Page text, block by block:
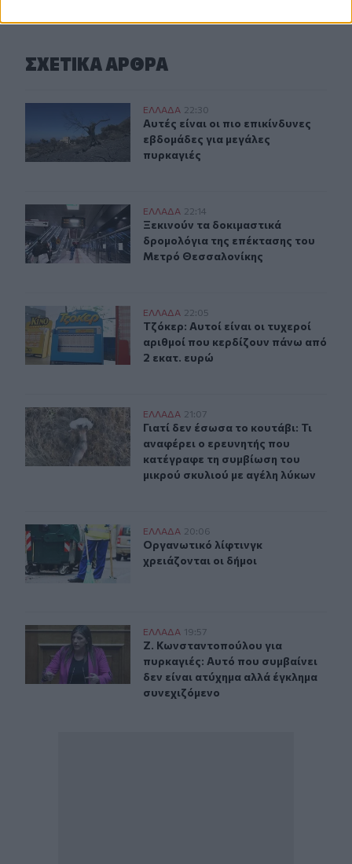
ΣΧΕΤΙΚA AΡΘΡΑ
Αυτές είναι οι πιο επικίνδυνες εβδομάδες για μεγάλες
ΕΛΛAΔΑ 22:30
Αυτές είναι οι πιο επικίνδυνες
Αυτές είναι οι πιο επικίνδυνες
εβδομάδες για μεγάλες
πυρκαγιές
Ξεκινούν τα δοκιμαστικά δρομολόγια της επέκτασης
ΕΛΛAΔΑ 22:14
Ξεκινούν τα δοκιμαστικά
Ξεκινούν τα δοκιμαστικά
δρομολόγια της επέκτασης του
Μετρό Θεσσαλονίκης
Τζόκερ: Αυτοί είναι οι τυχεροί αριθμοί που κερδίζουν
ΕΛΛAΔΑ 22:05
Τζόκερ: Αυτοί είναι οι τυχεροί
Τζόκερ: Αυτοί είναι οι τυχεροί
αριθμοί που κερδίζουν πάνω από
2 εκατ. ευρώ
Γιατί δεν έσωσα το κουτάβι: Τι αναφέρει ο ερευνητής
ΕΛΛAΔΑ 21:07
Γιατί δεν έσωσα το κουτάβι: Τι
Γιατί δεν έσωσα το κουτάβι: Τι
αναφέρει ο ερευνητής που
κατέγραφε τη συμβίωση του
μικρού σκυλιού με αγέλη λύκων
Οργανωτικό λίφτινγκ χρειάζονται οι δήμοι
ΕΛΛAΔΑ 20:06
Οργανωτικό λίφτινγκ χρειάζονται
Οργανωτικό λίφτινγκ
χρειάζονται οι δήμοι
Ζ. Κωνσταντοπούλου για πυρκαγιές: Αυτό που
ΕΛΛAΔΑ 19:57
Ζ. Κωνσταντοπούλου για
Ζ. Κωνσταντοπούλου για
πυρκαγιές: Αυτό που συμβαίνει
δεν είναι ατύχημα αλλά έγκλημα
συνεχιζόμενο